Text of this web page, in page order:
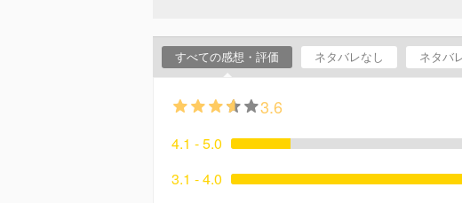
すべての感想・評価 ネタバレなし ネタバ
3.6
4.1 - 5.0
3.1 - 4.0